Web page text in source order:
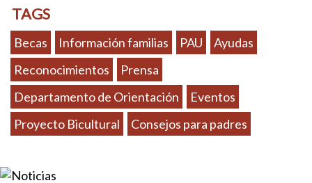
TAGS
Becas Información familias PAU
Ayudas
Reconocimientos
Prensa
Departamento de Orientación
Eventos
Proyecto Bicultural
Consejos para padres